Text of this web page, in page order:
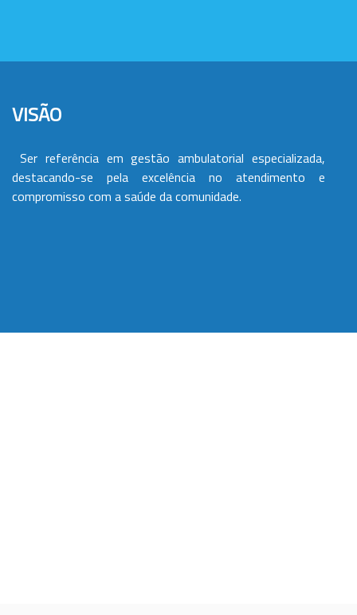
VISÃO
Ser referência em gestão ambulatorial especializada,
destacando-se pela excelência no atendimento e
compromisso com a saúde da comunidade.